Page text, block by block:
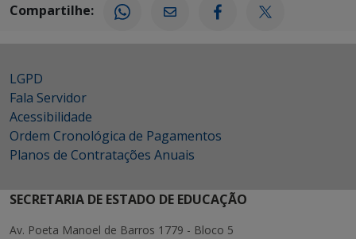
Compartilhe:
LGPD
Fala Servidor
Acessibilidade
Ordem Cronológica de Pagamentos
Planos de Contratações Anuais
SECRETARIA DE ESTADO DE EDUCAÇÃO
Av. Poeta Manoel de Barros 1779 - Bloco 5